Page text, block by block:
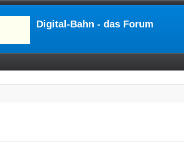
Digital-Bahn - das Forum